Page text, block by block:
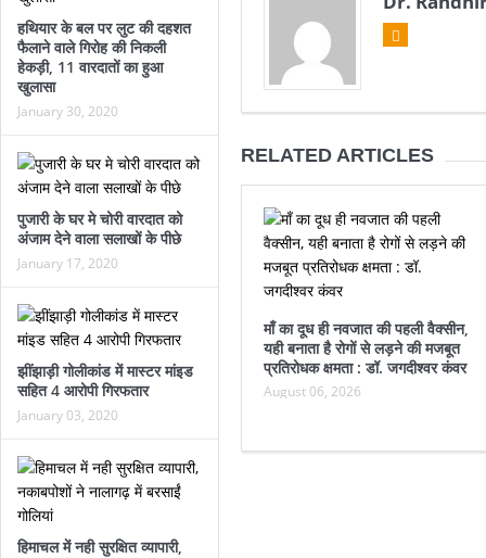
RELATED ARTICLES
माँ का दूध ही नवजात की पहली वैक्सीन,
यही बनाता है रोगों से लड़ने की मजबूत
प्रतिरोधक क्षमता : डॉ. जगदीश्वर कंवर
August 06, 2026
हथियार के बल पर लुट की दहशत
फैलाने वाले गिरोह की निकली
हेकड़ी, 11 वारदातों का हुआ
खुलासा
January 30, 2020
पुजारी के घर मे चोरी वारदात को
अंजाम देने वाला सलाखों के पीछे
January 17, 2020
झींझाड़ी गोलीकांड में मास्टर मांइड
सहित 4 आरोपी गिरफतार
January 03, 2020
हिमाचल में नही सुरक्षित व्यापारी,